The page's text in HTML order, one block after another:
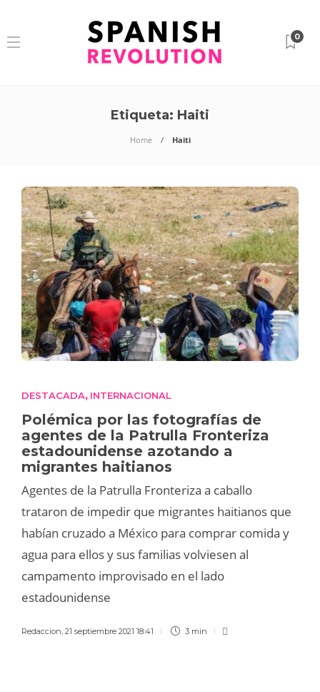
0
Etiqueta: Haiti
Home Haiti
DESTACADA, INTERNACIONAL
Polémica por las fotografías de
agentes de la Patrulla Fronteriza
estadounidense azotando a
migrantes haitianos
Agentes de la Patrulla Fronteriza a caballo
trataron de impedir que migrantes haitianos que
habían cruzado a México para comprar comida y
agua para ellos y sus familias volviesen al
campamento improvisado en el lado
estadounidense
Redaccion, 21 septiembre 2021 18:41 3 min